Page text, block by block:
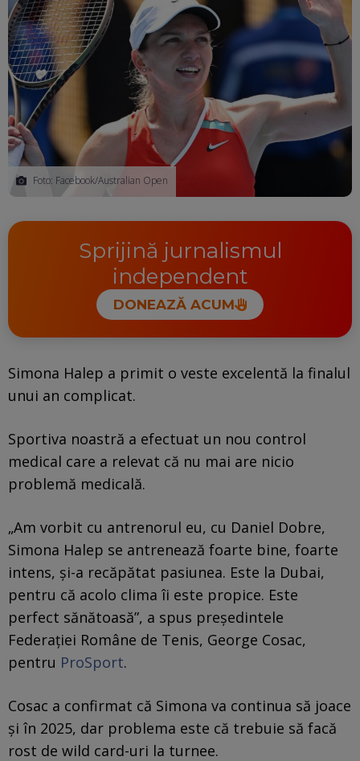
Foto: Facebook/Australian Open
Sprijină jurnalismul
independent
DONEAZĂ ACUM
Simona Halep a primit o veste excelentă la finalul
unui an complicat.
Sportiva noastră a efectuat un nou control
medical care a relevat că nu mai are nicio
problemă medicală.
„Am vorbit cu antrenorul eu, cu Daniel Dobre,
Simona Halep se antrenează foarte bine, foarte
intens, și-a recăpătat pasiunea. Este la Dubai,
pentru că acolo clima îi este propice. Este
perfect sănătoasă”, a spus președintele
Federației Române de Tenis, George Cosac,
pentru ProSport.
Cosac a confirmat că Simona va continua să joace
și în 2025, dar problema este că trebuie să facă
rost de wild card-uri la turnee.